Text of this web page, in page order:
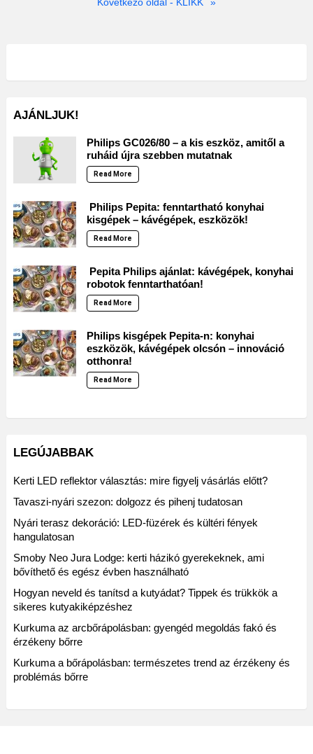
AJÁNLJUK!
Philips GC026/80 – a kis eszköz, amitől a
ruháid újra szebben mutatnak
Read More
Philips Pepita: fenntartható konyhai
kisgépek – kávégépek, eszközök!
Read More
Pepita Philips ajánlat: kávégépek, konyhai
robotok fenntarthatóan!
Read More
Philips kisgépek Pepita-n: konyhai
eszközök, kávégépek olcsón – innováció
otthonra!
Read More
LEGÚJABBAK
Kerti LED reflektor választás: mire figyelj vásárlás előtt?
Tavaszi-nyári szezon: dolgozz és pihenj tudatosan
Nyári terasz dekoráció: LED-füzérek és kültéri fények
hangulatosan
Smoby Neo Jura Lodge: kerti házikó gyerekeknek, ami
bővíthető és egész évben használható
Hogyan neveld és tanítsd a kutyádat? Tippek és trükkök a
sikeres kutyakiképzéshez
Kurkuma az arcbőrápolásban: gyengéd megoldás fakó és
érzékeny bőrre
Kurkuma a bőrápolásban: természetes trend az érzékeny és
problémás bőrre